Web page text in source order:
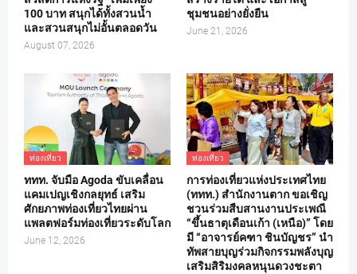
100 บาท สนุกได้ทั้งสวนน้ำ
และสวนสนุกไม่อั้นตลอดวัน
August 07, 2026
ชุมชนอย่างยั่งยืน
June 21, 2026
ท่องเที่ยว
ททท. จับมือ Agoda ขับเคลื่อน
แคมเปญเชิงกลยุทธ์ เสริม
ศักยภาพท่องเที่ยวไทยผ่าน
แพลตฟอร์มท่องเที่ยวระดับโลก
June 12, 2026
ท่องเที่ยว
การท่องเที่ยวแห่งประเทศไทย
(ททท.) สำนักงานตาก ขอเชิญ
ชวนร่วมสืบสานงานประเพณี
“ขึ้นธาตุเดือนเก้า (เหนือ)” โดย
มี “อาจารย์คฑา ชินบัญชร” นำ
ทัพสายบุญร่วมกิจกรรมพลังบุญ
เสริมสิริมงคลหนุนดวงชะตา